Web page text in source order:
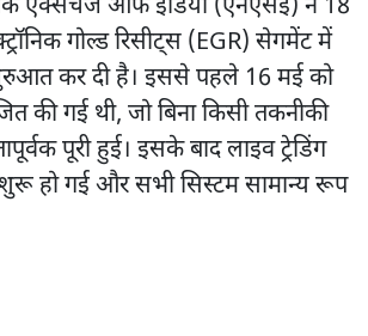
एक्सचेंज ऑफ इंडिया (एनएसई) ने 18
गोल्ड रिसीट्स (EGR) सेगमेंट में
कर दी है। इससे पहले 16 मई को
की गई थी, जो बिना किसी तकनीकी
पूरी हुई। इसके बाद लाइव ट्रेडिंग
हो गई और सभी सिस्टम सामान्य रूप